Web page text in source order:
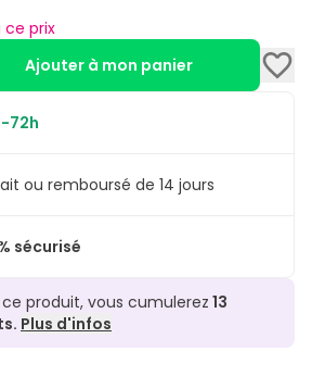
ce prix
Ajouter à mon panier
72h
ou remboursé de 14 jours
sécurisé
produit, vous cumulerez13
Plus d'infos